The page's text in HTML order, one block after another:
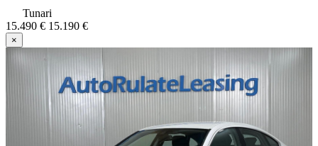
Tunari
15.490 € 15.190 €
×